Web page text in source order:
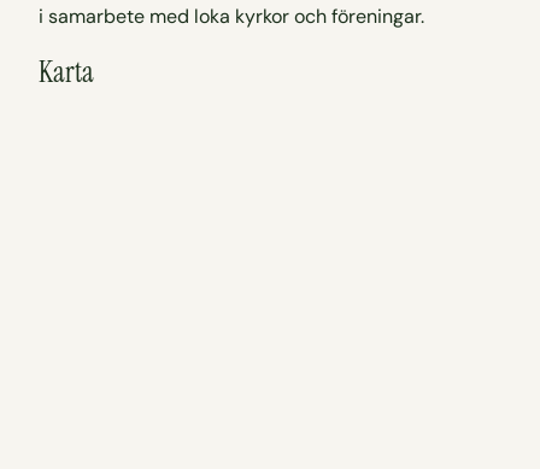
i samarbete med loka kyrkor och föreningar.
Karta